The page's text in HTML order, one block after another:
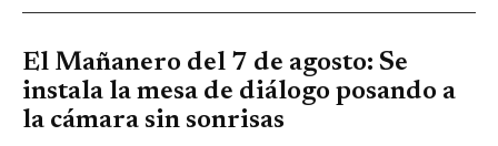
El Mañanero del 7 de agosto: Se
instala la mesa de diálogo posando a
la cámara sin sonrisas